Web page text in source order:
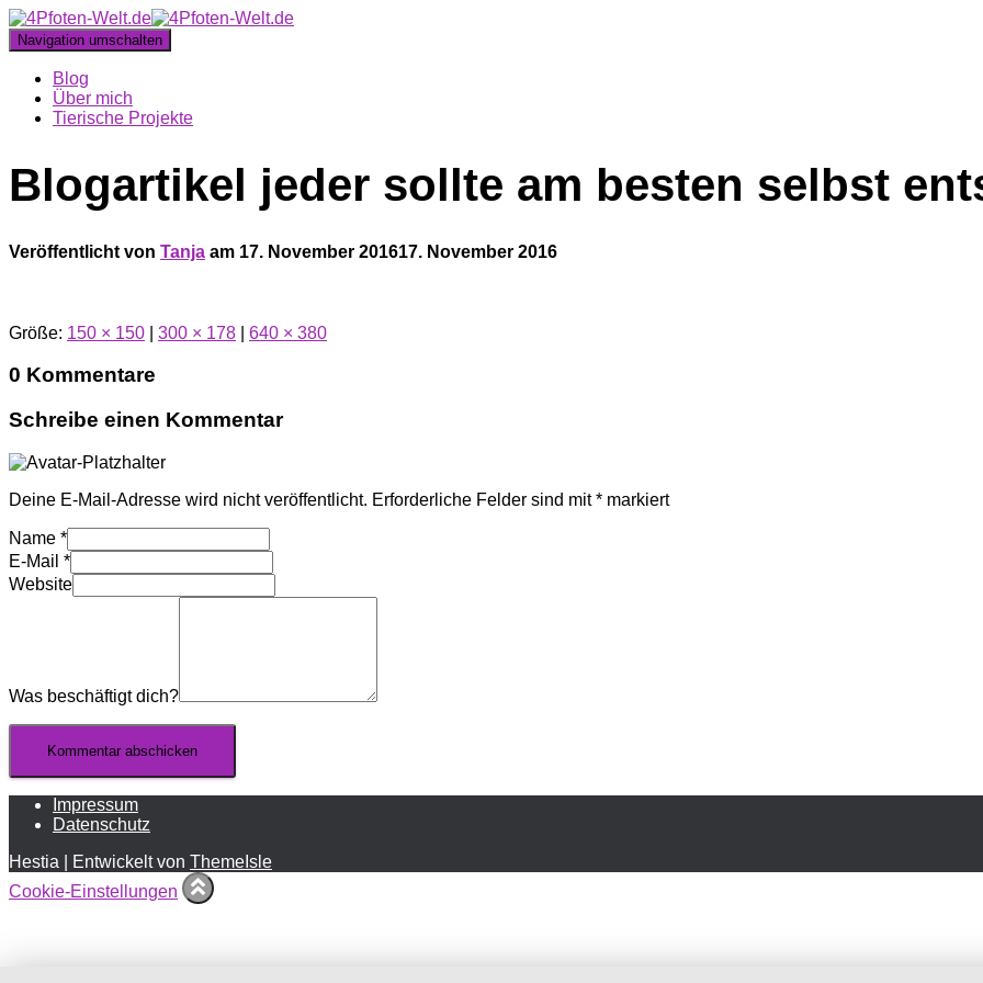
Navigation umschalten
Blog
Über mich
Tierische Projekte
Blogartikel jeder sollte am besten selbst
Veröffentlicht von Tanja am 17. November 201617. November 2016
Größe: 150 × 150 300 × 178 640 × 380
0 Kommentare
Schreibe einen Kommentar
Deine E-Mail-Adresse wird nicht veröffentlicht. Erforderliche Felder sind mit* markiert
Name *
E-Mail *
Website
Was beschäftigt dich?
Impressum
Datenschutz
Hestia | Entwickelt von ThemeIsle
Cookie-Einstellungen